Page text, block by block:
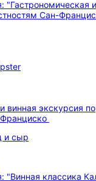
винная экскурсия по
и сыр